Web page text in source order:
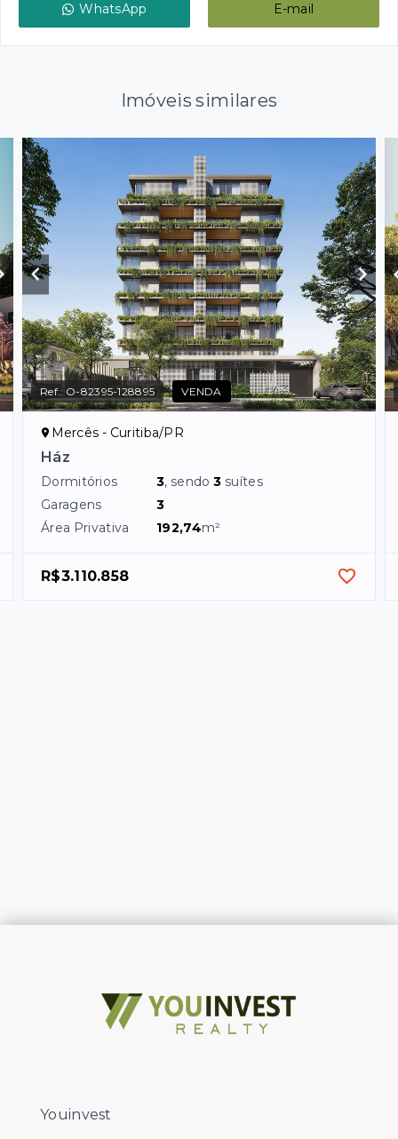
WhatsApp E-mail
Imóveis similares
Ref.: O-82395-128895 VENDA
Mercês - Curitiba/PR
Ház
Dormitórios 3, sendo3 suítes
Garagens
3
Área Privativa
192,74m²
R$3.110.858
Youinvest